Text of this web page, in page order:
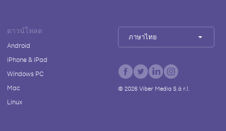
ดาวน์โหลด
Android
iPhone & iPad
Windows PC
Mac
Linux
ภาษาไทย
© 2026Viber Media S.à r.l.